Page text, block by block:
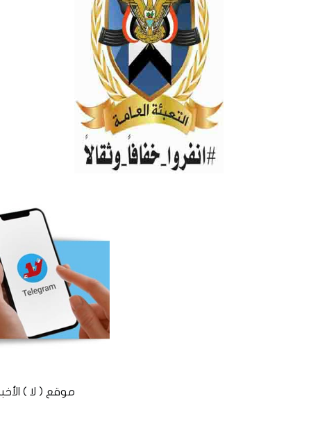
موقع ( لا ) الأخباري المستقل ©